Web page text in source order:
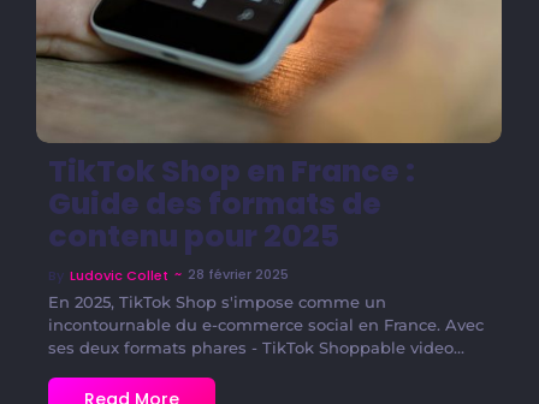
TikTok Shop en France :
Guide des formats de
contenu pour 2025
By Ludovic Collet ~ 28 février 2025
En 2025, TikTok Shop s'impose comme un
incontournable du e-commerce social en France. Avec
ses deux formats phares - TikTok Shoppable video...